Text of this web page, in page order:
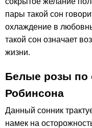
пары такой сон
охлаждение в
такой сон означает
жизни.
Белые розы по
Робинсона
Данный сонник
намек на